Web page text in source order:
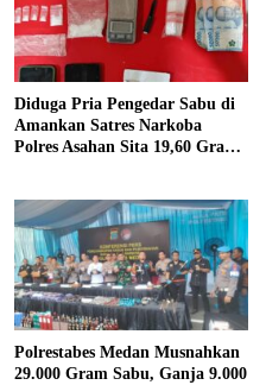
Diduga Pria Pengedar Sabu di
Amankan Satres Narkoba
Polres Asahan Sita 19,60 Gram
Polrestabes Medan Musnahkan
29.000 Gram Sabu, Ganja 9.000